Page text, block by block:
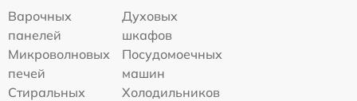
Варочных
панелей
Духовых
шкафов
Микроволновых
печей
Посудомоечных
машин
Стиральных
Холодильников